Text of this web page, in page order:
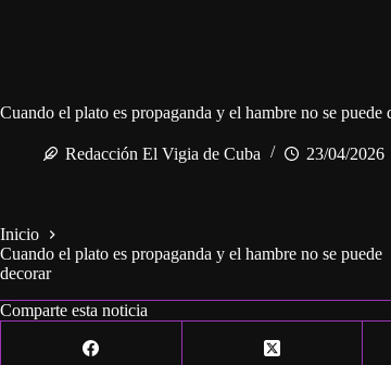
Cuando el plato es propaganda y el hambre no se puede
Redacción El Vigia de Cuba 23/04/2026
Inicio
Cuando el plato es propaganda y el hambre no se puede
decorar
Comparte esta noticia